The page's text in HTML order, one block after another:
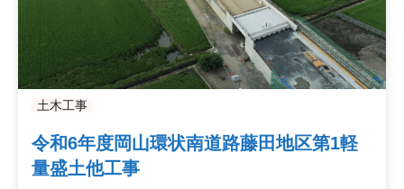
土木工事
令和6年度岡山環状南道路藤田地区第1軽
量盛土他工事